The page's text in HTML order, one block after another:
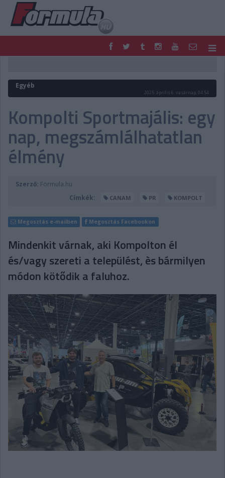
FORMULA
MOTOR
PODCAST
SHOP
TIPPJÁTÉK
DIGITÁLIS MAGAZIN
PONTÁLLÁSOK
VERSENYNAPTÁRAK
Egyéb
2025. április 6. vasárnap, 04:54
Kompolti Sportmajális: egy
nap, megszámlálhatatlan
élmény
Szerző: Formula.hu
Címkék:
CANAM PR KOMPOLT
Megosztás e-mailben Megosztás Facebookon
Mindenkit várnak, aki Kompolton él
és/vagy szereti a települést, ès bármilyen
módon kötődik a faluhoz.